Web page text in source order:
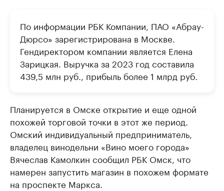
По информации РБК Компании, ПАО «Абрау-
Дюрсо» зарегистрирована в Москве.
Гендиректором компании является Елена
Зарицкая. Выручка за 2023 год составила
439,5 млн руб., прибыль более 1 млрд руб.
Планируется в Омске открытие и еще одной
похожей торговой точки в этот же период.
Омский индивидуальный предприниматель,
владелец винодельни «Вино моего города»
Вячеслав Камолкин сообщил РБК Омск, что
намерен запустить магазин в похожем формате
на проспекте Маркса.